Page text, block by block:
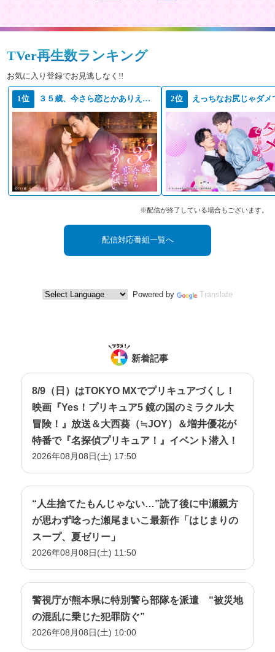
TVer再生数ランキング
お気に入り登録でお見逃しなく!!
1位 ３５歳、今さら恋とかありえない 2位 えっちなお尻じゃダメ
※配信が終了している場合もございます。
配信対応番組一覧へ
Powered by Translate
新着記事
8/9（日）はTOKYO MXでプリキュアづくし！
映画『Yes！プリキュア5 鏡の国のミラクル大
冒険！』放送＆大西葵（≒JOY）＆増井優花が
特番で『名探偵プリキュア！』イベント潜入！
2026年08月08日(土) 17:50
“人生捨てたもんじゃない…”読了後に中瀬親方
が思わず唸った瀬尾まいこ最新作「はじまりの
スープ、夏ゼリー」
2026年08月08日(土) 11:50
警視庁が熊本県に特別警ら部隊を派遣 “被災地
の混乱に乗じた犯罪防ぐ”
2026年08月08日(土) 10:00